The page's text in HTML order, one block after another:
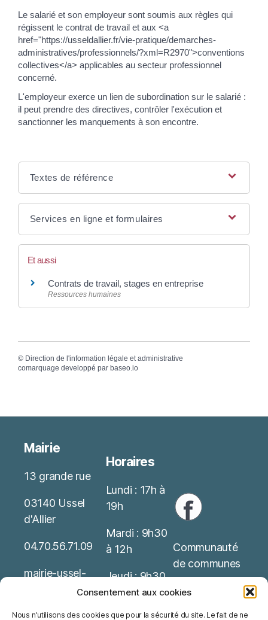
Consentement aux cookies
Nous n'utilisons des cookies que pour la sécurité du site. Le fait de ne
Le salarié et son employeur sont soumis aux règles qui
régissent le contrat de travail et aux <a
href="https://usseldallier.fr/vie-pratique/demarches-
administratives/professionnels/?xml=R2970">conventions
collectives</a> applicables au secteur professionnel
concerné.
L'employeur exerce un lien de subordination sur le salarié :
il peut prendre des directives, contrôler l'exécution et
sanctionner les manquements à son encontre.
Textes de référence
Services en ligne et formulaires
Et aussi
Contrats de travail, stages en entreprise
Ressources humaines
© Direction de l'information légale et administrative
comarquage developpé par baseo.io
Mairie
13 grande rue
03140 Ussel
d'Allier
04.70.56.71.09
mairie-ussel-
allier(at)wanado
Horaires
Lundi : 17h à
19h
Mardi : 9h30
à 12h
Jeudi : 9h30
à 12h
Communauté
de communes
Service Public